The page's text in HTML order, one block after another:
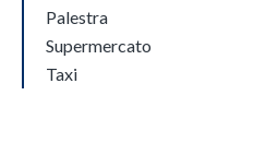
Palestra
Supermercato
Taxi